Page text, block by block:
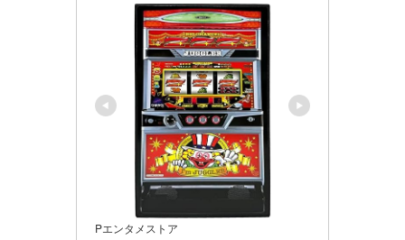
Pエンタメストア